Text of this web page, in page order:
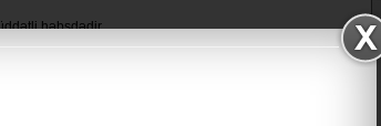
həbsdədir.
görə həbs olunmadığını deyir, Toplum Tv-nin